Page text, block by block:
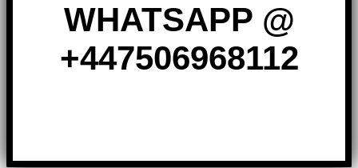
WHATSAPP @
+447506968112